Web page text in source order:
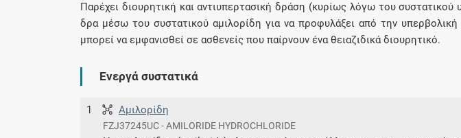
Συνδρομές
Παρέχει διουρητική και αντιυπερτασική δράση (κυρίως λόγω του
δρα μέσω του συστατικού αμιλορίδη για να προφυλάξει από την
μπορεί να εμφανισθεί σε ασθενείς που παίρνουν ένα θειαζιδικά διουρητικό.
Ενεργά συστατικά
1 Αμιλορίδη
FZJ37245UC - AMILORIDE HYDROCHLORIDE